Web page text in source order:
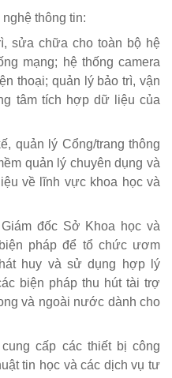
thông tin:
sửa chữa cho toàn bộ hệ
mạng; hệ thống camera
thoại; quản lý bảo trì, vận
tâm tích hợp dữ liệu của
quản lý Cổng/trang thông
quản lý chuyên dụng và
về lĩnh vực khoa học và
đốc Sở Khoa học và
pháp để tổ chức ươm
huy và sử dụng hợp lý
biện pháp thu hút tài trợ
và ngoài nước dành cho
cấp các thiết bị công
tin học và các dịch vụ tư